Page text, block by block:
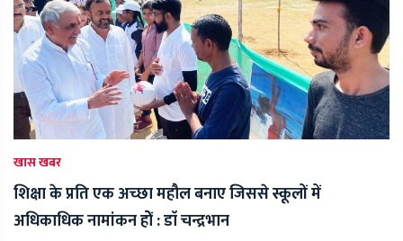
खास खबर
शिक्षा के प्रति एक अच्छा महौल बनाए जिससे स्कूलों में
अधिकाधिक नामांकन होें : डाॅ चन्द्रभान